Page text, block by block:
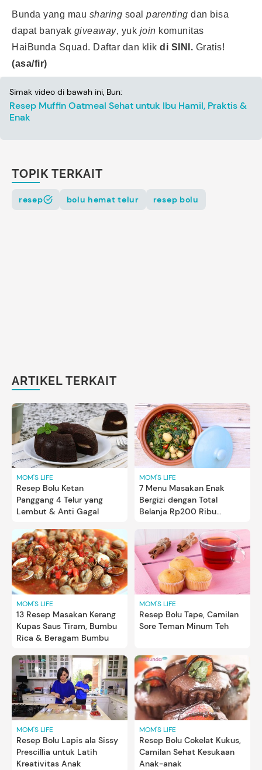
Bunda yang mau sharing soal parenting dan bisa
dapat banyak giveaway, yuk join komunitas
HaiBunda Squad. Daftar dan klik di SINI. Gratis!
(asa/fir)
Simak video di bawah ini, Bun:
Resep Muffin Oatmeal Sehat untuk Ibu Hamil, Praktis &
Enak
TOPIK TERKAIT
resep bolu hemat telur resep bolu
ARTIKEL TERKAIT
MOM'S LIFE
Resep Bolu Ketan
Panggang 4 Telur yang
Lembut & Anti Gagal
MOM'S LIFE
7 Menu Masakan Enak
Bergizi dengan Total
Belanja Rp200 Ribu
MOM'S LIFE
13 Resep Masakan Kerang
Kupas Saus Tiram, Bumbu
Rica & Beragam Bumbu
MOM'S LIFE
Resep Bolu Tape, Camilan
Sore Teman Minum Teh
MOM'S LIFE
Resep Bolu Lapis ala Sissy
Prescillia untuk Latih
Kreativitas Anak
MOM'S LIFE
Resep Bolu Cokelat Kukus,
Camilan Sehat Kesukaan
Anak-anak